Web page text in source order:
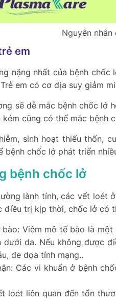
Nguyên
em
nặng nhất của bệnh
em có cơ địa suy giảm
sẽ dễ mắc bệnh chốc lở
kém cũng có thể mắc bệnh
sinh hoạt thiếu thốn,
bệnh chốc lở phát triển
bệnh chốc lở
lành tính, các vết loét
điều trị kịp thời, chốc lở có
Viêm mô tế bào là
dưới da. Nếu không được
đe dọa tính mạng..
Các vi khuẩn ở bệnh
loét liên quan đến tổn